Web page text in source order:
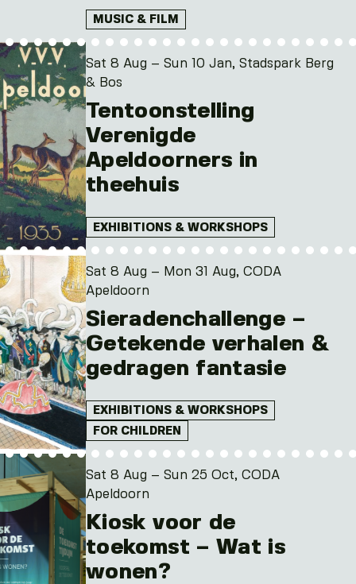
MUSIC & FILM
Sat 8 Aug – Sun 10 Jan, Stadspark Berg
& Bos
Tentoonstelling
Verenigde
Apeldoorners in
theehuis
EXHIBITIONS & WORKSHOPS
Sat 8 Aug – Mon 31 Aug, CODA
Apeldoorn
Sieradenchallenge –
Getekende verhalen &
gedragen fantasie
EXHIBITIONS & WORKSHOPS
FOR CHILDREN
Sat 8 Aug – Sun 25 Oct, CODA
Apeldoorn
Kiosk voor de
toekomst – Wat is
wonen?